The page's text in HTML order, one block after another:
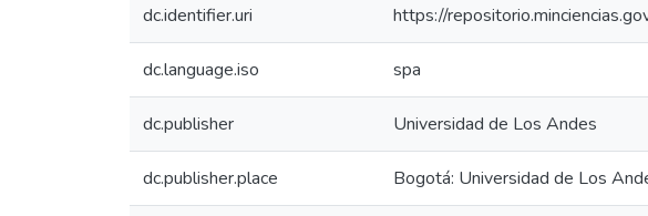
dc.identifier.uri https://
dc.language.iso spa
dc.publisher Universidad de Los Andes
dc.publisher.place Bogotá: Universidad de Los